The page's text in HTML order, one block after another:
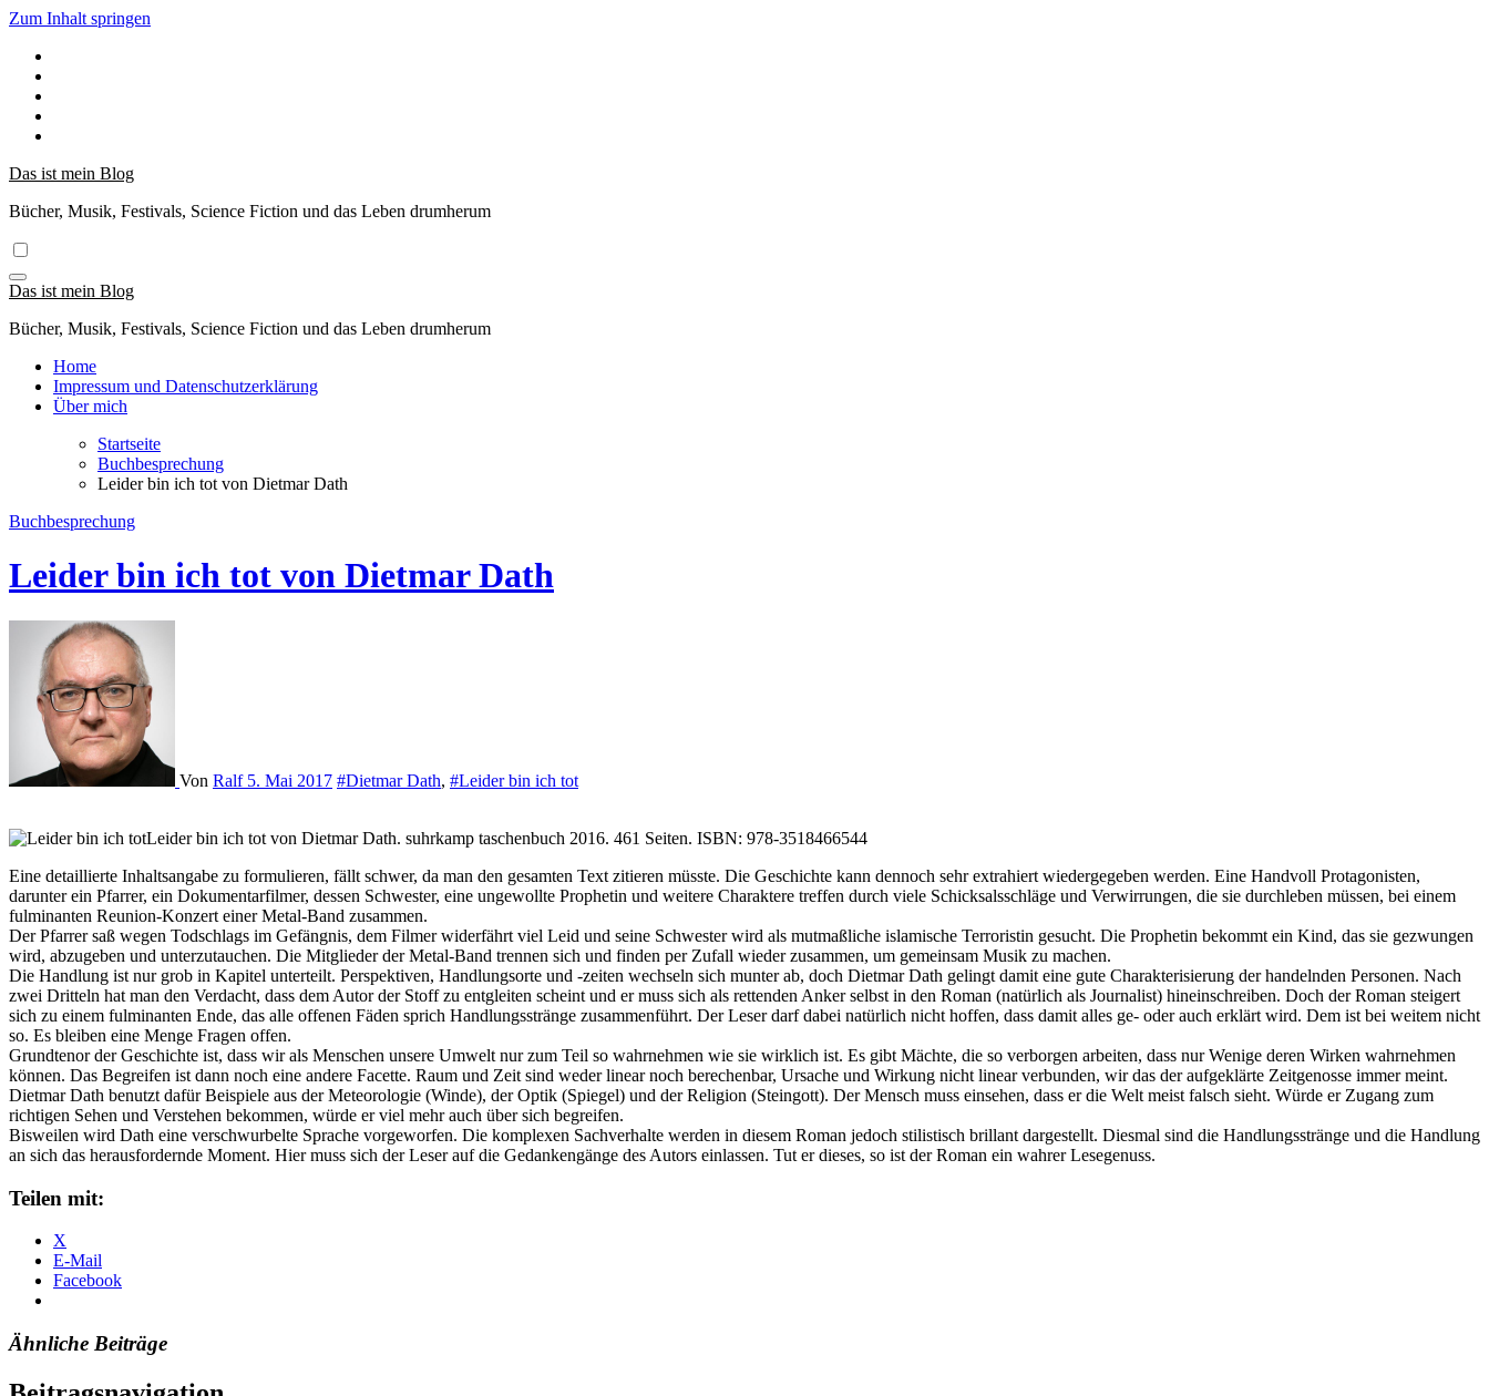
Zum Inhalt springen
Das ist mein Blog
Bücher, Musik, Festivals, Science Fiction und das Leben drumherum
Das ist mein Blog
Bücher, Musik, Festivals, Science Fiction und das Leben drumherum
Home
Impressum und Datenschutzerklärung
Über mich
Startseite
Buchbesprechung
Leider bin ich tot von Dietmar Dath
Buchbesprechung
Leider bin ich tot von Dietmar Dath
Von Ralf 5. Mai 2017 #Dietmar Dath, #Leider bin ich tot
Leider bin ich tot von Dietmar Dath. suhrkamp taschenbuch 2016. 461 Seiten. ISBN: 978-3518466544
Eine detaillierte Inhaltsangabe zu formulieren, fällt schwer, da man den gesamten Text zitieren müsste. Die Geschichte kann dennoch sehr extrahiert wiedergegeben werden. Eine Handvoll Protagonisten,
darunter ein Pfarrer, ein Dokumentarfilmer, dessen Schwester, eine ungewollte Prophetin und weitere Charaktere treffen durch viele Schicksalsschläge und Verwirrungen, die sie durchleben müssen, bei einem
fulminanten Reunion-Konzert einer Metal-Band zusammen.
Der Pfarrer saß wegen Todschlags im Gefängnis, dem Filmer widerfährt viel Leid und seine Schwester wird als mutmaßliche islamische Terroristin gesucht. Die Prophetin bekommt ein Kind, das sie gezwungen
wird, abzugeben und unterzutauchen. Die Mitglieder der Metal-Band trennen sich und finden per Zufall wieder zusammen, um gemeinsam Musik zu machen.
Die Handlung ist nur grob in Kapitel unterteilt. Perspektiven, Handlungsorte und -zeiten wechseln sich munter ab, doch Dietmar Dath gelingt damit eine gute Charakterisierung der handelnden Personen. Nach
zwei Dritteln hat man den Verdacht, dass dem Autor der Stoff zu entgleiten scheint und er muss sich als rettenden Anker selbst in den Roman (natürlich als Journalist) hineinschreiben. Doch der Roman steigert
sich zu einem fulminanten Ende, das alle offenen Fäden sprich Handlungsstränge zusammenführt. Der Leser darf dabei natürlich nicht hoffen, dass damit alles ge- oder auch erklärt wird. Dem ist bei weitem nicht
so. Es bleiben eine Menge Fragen offen.
Grundtenor der Geschichte ist, dass wir als Menschen unsere Umwelt nur zum Teil so wahrnehmen wie sie wirklich ist. Es gibt Mächte, die so verborgen arbeiten, dass nur Wenige deren Wirken wahrnehmen
können. Das Begreifen ist dann noch eine andere Facette. Raum und Zeit sind weder linear noch berechenbar, Ursache und Wirkung nicht linear verbunden, wir das der aufgeklärte Zeitgenosse immer meint.
Dietmar Dath benutzt dafür Beispiele aus der Meteorologie (Winde), der Optik (Spiegel) und der Religion (Steingott). Der Mensch muss einsehen, dass er die Welt meist falsch sieht. Würde er Zugang zum
richtigen Sehen und Verstehen bekommen, würde er viel mehr auch über sich begreifen.
Bisweilen wird Dath eine verschwurbelte Sprache vorgeworfen. Die komplexen Sachverhalte werden in diesem Roman jedoch stilistisch brillant dargestellt. Diesmal sind die Handlungsstränge und die Handlung
an sich das herausfordernde Moment. Hier muss sich der Leser auf die Gedankengänge des Autors einlassen. Tut er dieses, so ist der Roman ein wahrer Lesegenuss.
Teilen mit:
X
E-Mail
Facebook
Ähnliche Beiträge